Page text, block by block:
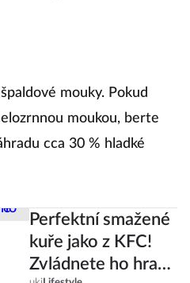
mouky. Pokud
moukou, berte
cca 30 % hladké
Perfektní smažené
kuře jako z KFC!
Zvládnete ho hravě